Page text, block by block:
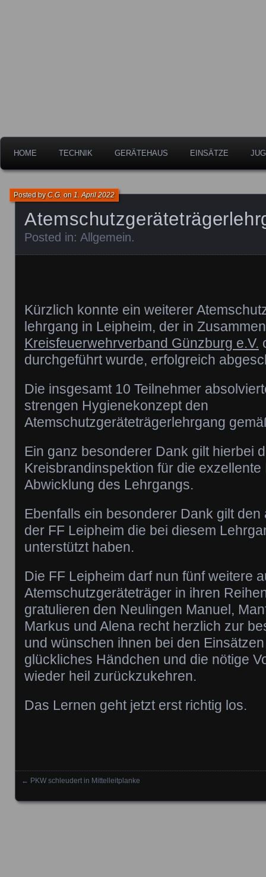
HOME TECHNIK GERÄTEHAUS EINSÄTZE
Posted byC.G. on1. April 2022
Posted in: Allgemein.
Kürzlich konnte ein weiterer
lehrgang in Leipheim, der in
Kreisfeuerwehrverband Günzburg e.V.
durchgeführt wurde, erfolgreich
Die insgesamt 10 Teilnehmer
strengen Hygienekonzept den
Atemschutzgeräteträgerlehrgang
Ein ganz besonderer Dank gilt hierbei
Kreisbrandinspektion für die
Abwicklung des Lehrgangs.
Ebenfalls ein besonderer Dank gilt
der FF Leipheim die bei diesem
unterstützt haben.
Die FF Leipheim darf nun fünf weitere
Atemschutzgeräteträger in ihren
gratulieren den Neulingen Manuel,
Markus und Alena recht herzlich zur
und wünschen ihnen bei den
glückliches Händchen und die nötige
wieder heil zurückzukehren.
Das Lernen geht jetzt erst richtig los.
← PKW schleudert in Mittelleitplanke